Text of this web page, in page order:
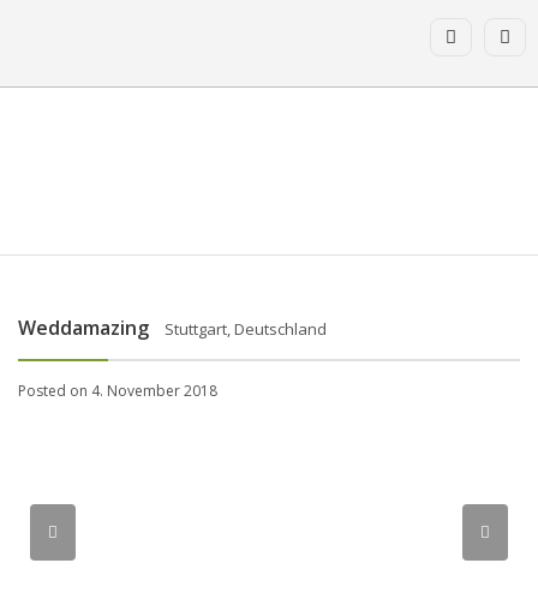
Weddamazing Stuttgart, Deutschland
Posted on 4. November 2018